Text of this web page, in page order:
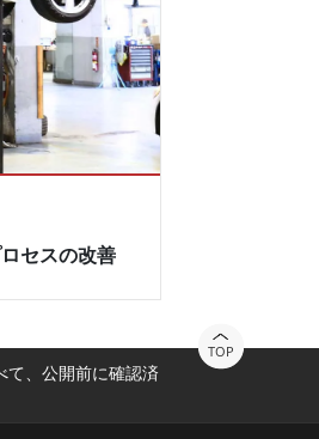
セスの改善
TOP
て、公開前に確認済